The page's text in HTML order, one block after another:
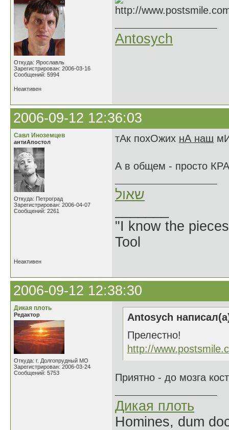
Откуда: Ярославль
Зарегистрирован: 2006-03-16
Сообщений: 5994
Antosych
Неактивен
2006-09-12 12:36:03
Савл Иноземцев
антиАпостол
Откуда: Петроград
Зарегистрирован: 2006-04-07
Сообщений: 2261
тАк похОжих нА наш
А в общем - просто
שאול
"I know the
Tool
Неактивен
2006-09-12 12:38:30
Дикая плоть
Редактор
Откуда: г. Долгопрудный МО
Зарегистрирован: 2006-03-24
Сообщений: 5753
Antosych
Прелестно!
http://
Приятно - до мозга
Дикая плоть
Homines, dum